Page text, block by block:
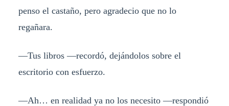
penso el castaño, pero agradecio que no lo
regañara.
—Tus libros —recordó, dejándolos sobre el
escritorio con esfuerzo.
—Ah… en realidad ya no los necesito —respondió